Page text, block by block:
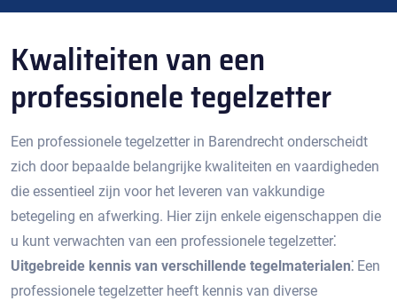
Kwaliteiten van een
professionele tegelzetter
Een professionele tegelzetter in Barendrecht onderscheidt
zich door bepaalde belangrijke kwaliteiten en vaardigheden
die essentieel zijn voor het leveren van vakkundige
betegeling en afwerking.​ Hier zijn enkele eigenschappen die
u kunt verwachten van een professionele tegelzetter⁚
Uitgebreide kennis van verschillende tegelmaterialen⁚ Een
professionele tegelzetter heeft kennis van diverse